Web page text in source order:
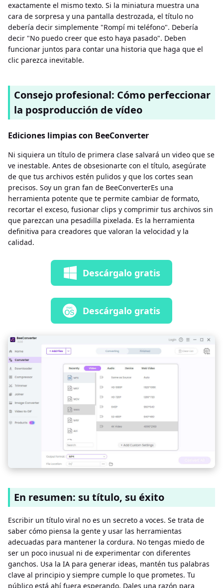
exactamente el mismo texto. Si la miniatura muestra una
cara de sorpresa y una pantalla destrozada, el título no
debería decir simplemente "Rompí mi teléfono". Debería
decir "No puedo creer que esto haya pasado". Deben
funcionar juntos para contar una historia que haga que el
clic parezca inevitable.
Consejo profesional: Cómo perfeccionar
la posproducción de vídeo
Ediciones limpias con BeeConverter
Ni siquiera un título de primera clase salvará un video que se
ve inestable. Antes de obsesionarte con el título, asegúrate
de que tus archivos estén pulidos y que los cortes sean
precisos. Soy un gran fan de BeeConverterEs una
herramienta potente que te permite cambiar de formato,
recortar el exceso, fusionar clips y comprimir tus archivos sin
que parezcan una pesadilla pixelada. Es la herramienta
definitiva para creadores que valoran la velocidad y la
calidad.
Descárgalo gratis
Descárgalo gratis
En resumen: su título, su éxito
Escribir un título viral no es un secreto a voces. Se trata de
saber cómo piensa la gente y usar las herramientas
adecuadas para mantener la cordura. No tengas miedo de
ser un poco inusual ni de experimentar con diferentes
ganchos. Usa la IA para generar ideas, mantén tus palabras
clave al principio y siempre cumple lo que prometes. Tu
público está ahí fuera esperando. Dales una razón para